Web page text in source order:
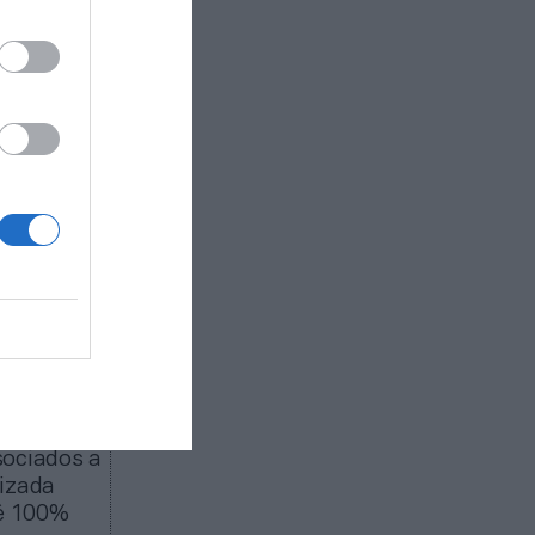
gastos
brazo
a
100%